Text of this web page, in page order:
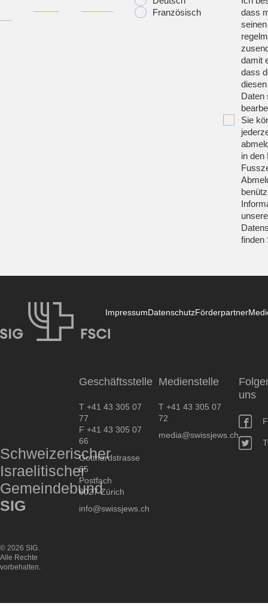
Französisch
dass
damit
dass
Daten
Sie
in den
finden
ImpressumDatenschutzFörderpartner
Schweizerischer
Israelitischer
Gemeindebund
SIG
Geschäftsstelle
T +41 43 305 07
77
F +41 43 305 07
66
Gotthardstrasse
65
Postfach
8027 Zürich
info@swissjews.ch
Medienstelle
T +41 43 305 07
72
media@swissjews.ch
uns
© 2026 SIG.
Alle Rechte
vorbehalten.